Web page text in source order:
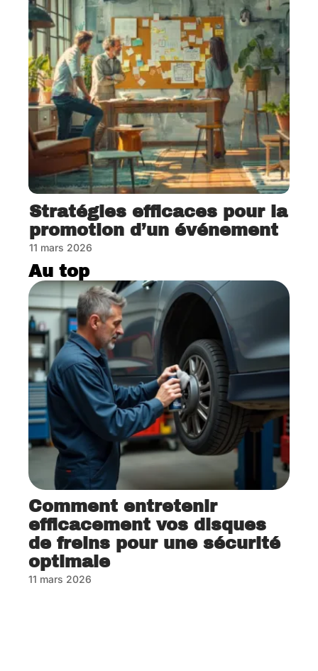
Stratégies efficaces pour la
promotion d’un événement
11 mars 2026
Au top
Comment entretenir
efficacement vos disques
de freins pour une sécurité
optimale
11 mars 2026